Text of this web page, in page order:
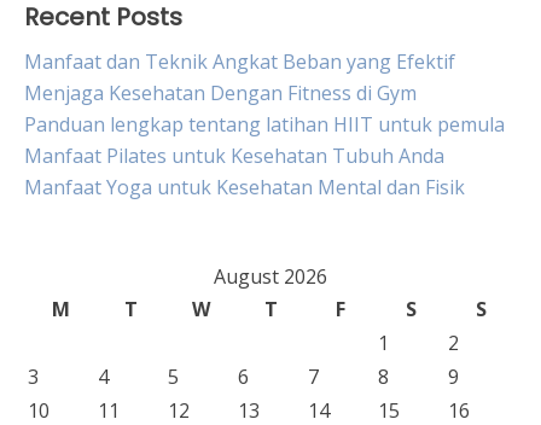
Recent Posts
Manfaat dan Teknik Angkat Beban yang Efektif
Menjaga Kesehatan Dengan Fitness di Gym
Panduan lengkap tentang latihan HIIT untuk pemula
Manfaat Pilates untuk Kesehatan Tubuh Anda
Manfaat Yoga untuk Kesehatan Mental dan Fisik
August 2026
M
T W T F S
S
1
2
3
4 5 6 7 8
9
10
11 12 13 14 15
16